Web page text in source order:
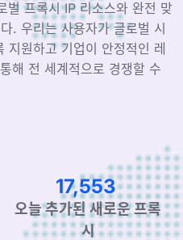
프록시 IP 리소스와 완전 맞
. 우리는 사용자가 글로벌 시
지원하고 기업이 안정적인 레
해 전 세계적으로 경쟁할 수
27,876
오늘 추가된 새로운 프록
시